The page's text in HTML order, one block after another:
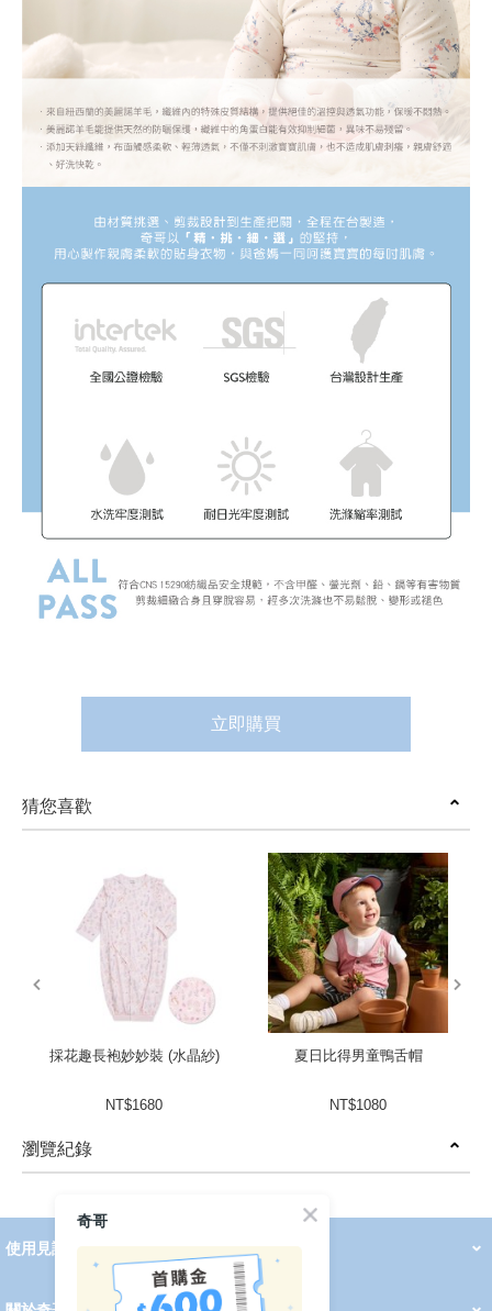
立即購買
猜您喜歡
採花趣長袍妙妙裝 (水晶紗)
NT$1680
夏日比得男童鴨舌帽
NT$1080
next
瀏覽紀錄
prev
next
使用見證 線上DM
2026 PADDINGTON 春夏服飾
2026 Peter Rabbit 春夏服飾
2026 CHIC BASICS春夏服飾
2026 Chic“a”Bon 派對禮服系列
2026 Chic“a”Bon 春夏服飾
媽咪購物指南
奇哥